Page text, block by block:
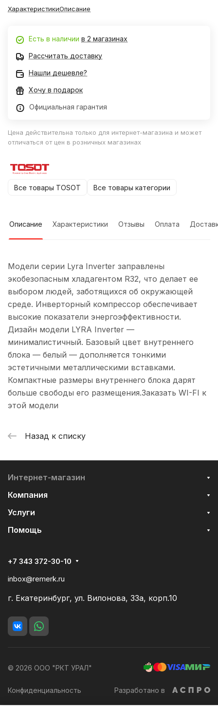
ХарактеристикиОписание
Есть в наличии в 2 магазинах
Рассчитать доставку
Нашли дешевле?
Хочу в подарок
Официальная гарантия
Цена действительна только для интернет-магазина и может
отличаться от цен в розничных магазинах
Все товары TOSOT Все товары категории
Описание Характеристики Отзывы Оплата
Модели серии Lyra Inverter заправлены
экобезопасным хладагентом R32, что делает ее
выбором людей, заботящихся об окружающей
среде. Инверторный компрессор обеспечивает
высокие показатели энергоэффективности.
Дизайн модели LYRA Inverter —
минималистичный. Базовый цвет внутреннего
блока — белый — дополняется тонкими
эстетичными металлическими вставками.
Компактные размеры внутреннего блока дарят
больше свободы его размещения.Заказать WI-FI к
этой модели
Назад к списку
Интернет-магазин
Компания
Услуги
Помощь
+7 343 372-30-10
inbox@remerk.ru
г. Екатеринбург, ул. Вилонова, 33а, корп.10
© 2026 ООО "РКТ УРАЛ"
Конфиденциальность Разработано в